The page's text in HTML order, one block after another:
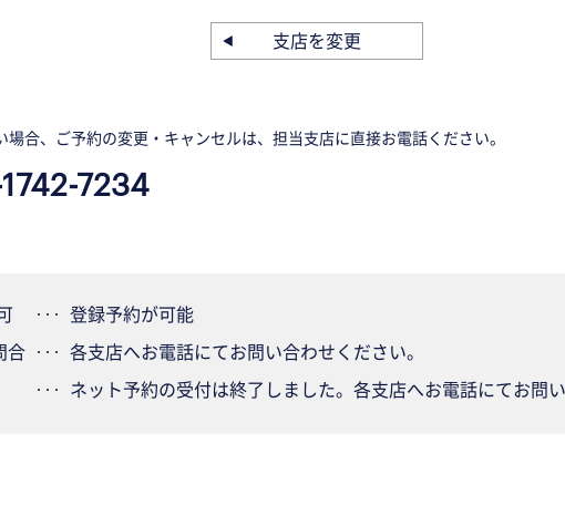
支店を変更
合、ご予約の変更・キャンセルは、担当支店に直接お電話ください。
7234
登録予約が可能
合
各支店へお電話にてお問い合わせください。
ネット予約の受付は終了しました。各支店へお電話にてお問い